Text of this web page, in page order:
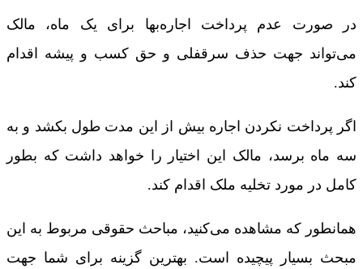
در صورت عدم پرداخت اجاره‌بها برای یک ماه، مالک
می‌تواند جهت حذف سرقفلی و حق کسب و پیشه اقدام
کند.
اگر پرداخت نکردن اجاره بیش از این‌ مدت طول بکشد و به
سه ماه برسد، مالک این اختیار را خواهد داشت که بطور
کامل در مورد تخلیه ملک اقدام کند.
همانطور که مشاهده می‌کنید، مباحث حقوقی مربوط به این
مبحث بسیار پیچیده است. بهترین گزینه برای شما جهت